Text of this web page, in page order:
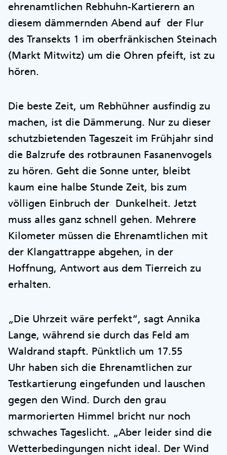
ehrenamtlichen Rebhuhn-Kartierern an
diesem dämmernden Abend auf der Flur
des Transekts 1 im oberfränkischen Steinach
(Markt Mitwitz) um die Ohren pfeift, ist zu
hören.
Die beste Zeit, um Rebhühner ausfindig zu
machen, ist die Dämmerung. Nur zu dieser
schutzbietenden Tageszeit im Frühjahr sind
die Balzrufe des rotbraunen Fasanenvogels
zu hören. Geht die Sonne unter, bleibt
kaum eine halbe Stunde Zeit, bis zum
völligen Einbruch der Dunkelheit. Jetzt
muss alles ganz schnell gehen. Mehrere
Kilometer müssen die Ehrenamtlichen mit
der Klangattrappe abgehen, in der
Hoffnung, Antwort aus dem Tierreich zu
erhalten.
„Die Uhrzeit wäre perfekt“, sagt Annika
Lange, während sie durch das Feld am
Waldrand stapft. Pünktlich um 17.55
Uhr haben sich die Ehrenamtlichen zur
Testkartierung eingefunden und lauschen
gegen den Wind. Durch den grau
marmorierten Himmel bricht nur noch
schwaches Tageslicht. „Aber leider sind die
Wetterbedingungen nicht ideal. Der Wind